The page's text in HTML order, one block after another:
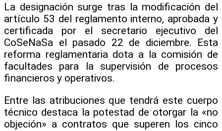
​La designación surge tras la modificación del
artículo 53 del reglamento interno, aprobada y
certificada por el secretario ejecutivo del
CoSeNaSa el pasado 22 de diciembre. Esta
reforma reglamentaria dota a la comisión de
facultades para la supervisión de procesos
financieros y operativos.
​Entre las atribuciones que tendrá este cuerpo
técnico destaca la potestad de otorgar la «no
objeción» a contratos que superen los cinco